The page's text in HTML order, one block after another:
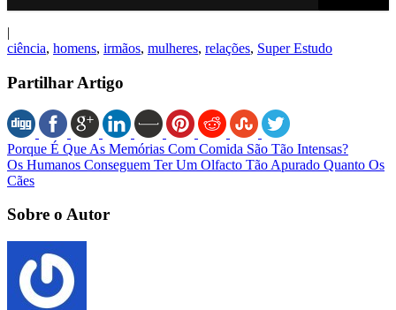
|
ciência, homens, irmãos, mulheres, relações, Super Estudo
Partilhar Artigo
Porque É Que As Memórias Com Comida São Tão Intensas?
Os Humanos Conseguem Ter Um Olfacto Tão Apurado Quanto Os
Cães
Sobre o Autor